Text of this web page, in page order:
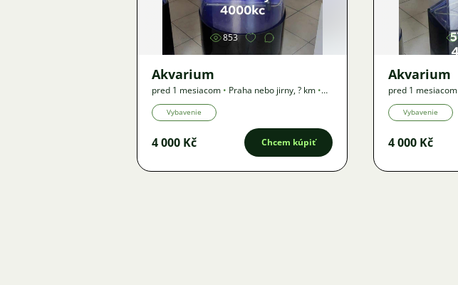
853
Akvarium
pred 1 mesiacom • Praha nebo jirny,? km •
Ponuka
Vybavenie
4 000 Kč Chcem kúpiť
Akvarium
pred 1 mesiacom
Ponuka
Vybavenie
4 000 Kč